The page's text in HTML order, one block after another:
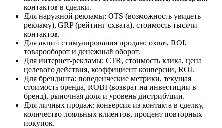
контактов в сделки.
Для наружной рекламы: OTS (возможность увидеть
рекламу), GRP (рейтинг охвата), стоимость тысячи
контактов.
Для акций стимулирования продаж: охват, ROI,
товарооборот и денежный оборот.
Для интернет-рекламы: CTR, стоимость клика, цена
целевого действия, коэффициент конверсии, ROI.
Для брендинга: поведенческие метрики, текущая
стоимость бренда, ROBI (возврат на инвестиции в
бренд), рыночная доля и уровень дистрибуции.
Для личных продаж: конверсия из контакта в сделку,
количество лояльных клиентов, процент повторных
покупок.